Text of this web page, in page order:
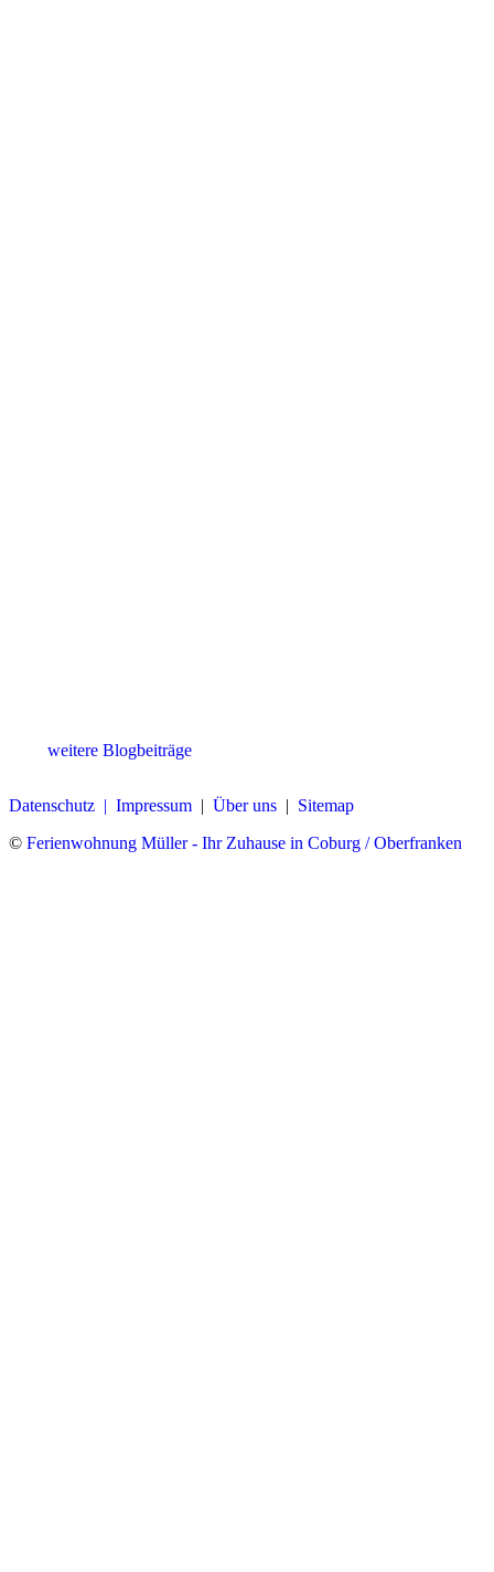
weitere Blogbeiträge
Datenschutz | Impressum | Über uns | Sitemap
© Ferienwohnung Müller - Ihr Zuhause in Coburg / Oberfranken